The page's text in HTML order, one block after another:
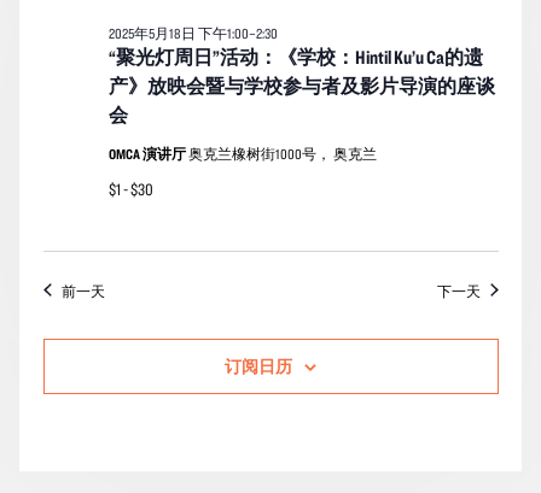
“聚光灯周日”活动：《学校：Hintil Ku’u Ca的遗
产》放映会暨与学校参与者及影片导演的座谈
会
2025年5月18日 下午1:00–2:30
OMCA 演讲厅奥克兰橡树街1000号， 奥克兰
$1 - $30
前一天 下一天
订阅日历